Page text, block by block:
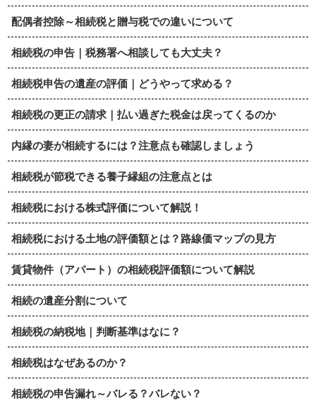
配偶者控除～相続税と贈与税での違いについて
相続税の申告｜税務署へ相談しても大丈夫？
相続税申告の遺産の評価｜どうやって求める？
相続税の更正の請求｜払い過ぎた税金は戻ってくるのか
内縁の妻が相続するには？注意点も確認しましょう
相続税が節税できる養子縁組の注意点とは
相続税における株式評価について解説！
相続税における土地の評価額とは？路線価マップの見方
賃貸物件（アパート）の相続税評価額について解説
相続の遺産分割について
相続税の納税地｜判断基準はなに？
相続税はなぜあるのか？
相続税の申告漏れ～バレる？バレない？